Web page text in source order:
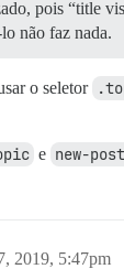
pois “title
não faz nada.
o seletor
e new-
2019, 5:47pm